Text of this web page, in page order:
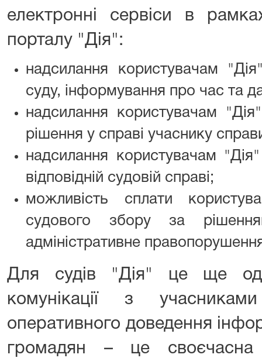
електронні сервіси в
порталу "Дія":
надсилання користувачам
суду, інформування про час та
надсилання користувачам
рішення у справі учаснику
надсилання користувачам
відповідній судовій справі;
можливість сплати
судового збору за
адміністративне
Для судів "Дія" це ще
комунікації з
оперативного доведення
громадян – це своєчасна